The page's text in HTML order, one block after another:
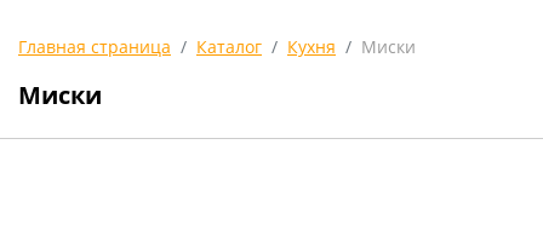
Главная страница Каталог Кухня Миски
Миски